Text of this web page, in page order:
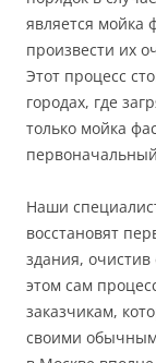
является мойка
произвести их
Этот процесс
городах, где
только мойка
Наши
восстановят
здания, очистив
этом сам
заказчикам,
своими